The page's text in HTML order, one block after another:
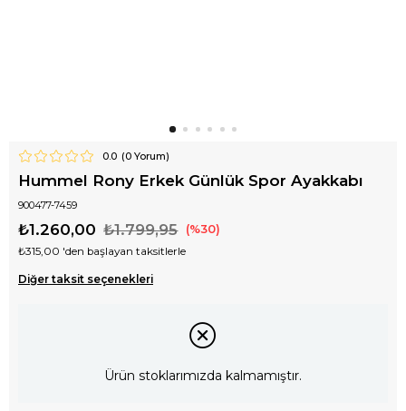
0.0 (0Yorum)
Hummel Rony Erkek Günlük Spor Ayakkabı
900477-7459
₺1.799,95
₺1.260,00 30
₺315,00 'den başlayan taksitlerle
Diğer taksit seçenekleri
Ürün stoklarımızda kalmamıştır.